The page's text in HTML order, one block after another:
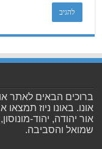
ברוכים הבאים לאתר
אונו. באונו ניוז
אור יהודה, יהוד-
שמואל והסביבה.